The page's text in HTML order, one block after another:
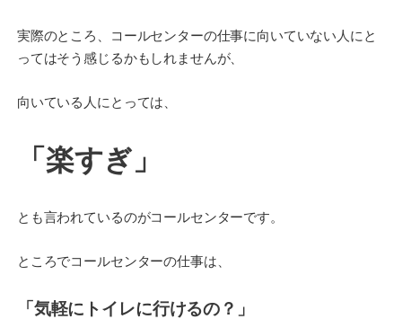
実際のところ、コールセンターの仕事に向いていない人にと
ってはそう感じるかもしれませんが、
向いている人にとっては、
「楽すぎ」
とも言われているのがコールセンターです。
ところでコールセンターの仕事は、
「気軽にトイレに行けるの？」